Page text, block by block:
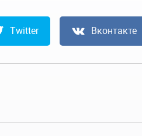
Twitter Вконтакте